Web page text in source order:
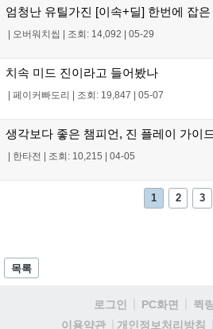
엄청난 유틸가진 [이속+딜] 한번에 잡
| 오버워치씹 | 조회: 14,092 | 05-29
치속 미드 진이라고 들어봤나
| 페이커빠도리 | 조회: 19,847 | 05-07
생각보다 좋은 챔피언, 진 플레이 가이
| 한타전 | 조회: 10,215 | 04-05
1 2 3
목록
로그인 PC화면 퀵
이용약관
개인정보처리방침